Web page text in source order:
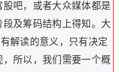
吧，或者大众媒体都是
及筹码结构上得知。大
解读的意义，只有决定
所以，我们需要一个概